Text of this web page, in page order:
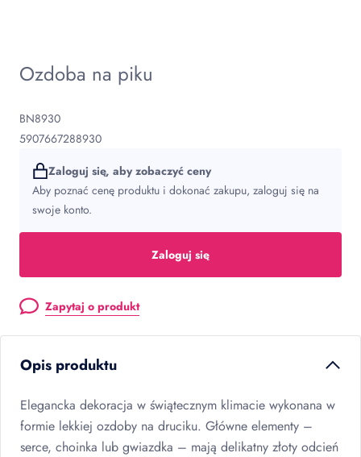
Ozdoba na piku
BN8930
5907667288930
Zaloguj się, aby zobaczyć ceny
Aby poznać cenę produktu i dokonać zakupu, zaloguj się na
swoje konto.
Zaloguj się
Zapytaj o produkt
Opis produktu
Elegancka dekoracja w świątecznym klimacie wykonana w
formie lekkiej ozdoby na druciku. Główne elementy –
serce, choinka lub gwiazdka – mają delikatny złoty odcień